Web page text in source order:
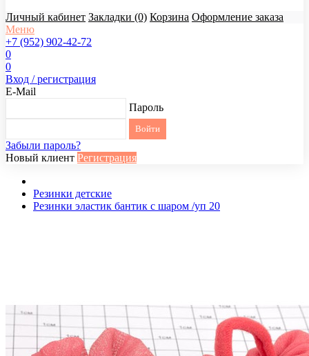
Личный кабинет Закладки (0) Корзина Оформление заказа
Меню
+7 (952) 902-42-72
0
0
Вход / регистрация
E-Mail
Пароль
Забыли пароль?
Новый клиент Регистрация
Резинки детские
Резинки эластик бантик с шаром /уп 20